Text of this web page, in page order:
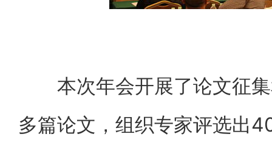
本次年会开展了论文征集
多篇论文，组织专家评选出